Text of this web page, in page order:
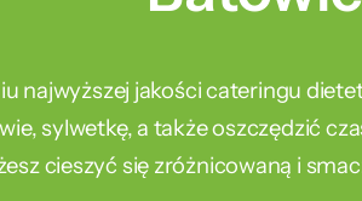
najwyższej jakości cateringu
sylwetkę, a także oszczędzić
cieszyć się zróżnicowaną i